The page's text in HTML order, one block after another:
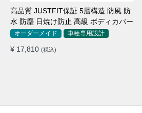
高品質 JUSTFIT保証 5層構造 防風 防
水 防塵 日焼け防止 高級 ボディカバー
オーダーメイド 車種専用設計
¥ 17,810 (税込)